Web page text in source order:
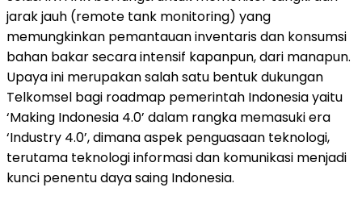
jarak jauh (remote tank monitoring) yang
memungkinkan pemantauan inventaris dan konsumsi
bahan bakar secara intensif kapanpun, dari manapun.
Upaya ini merupakan salah satu bentuk dukungan
Telkomsel bagi roadmap pemerintah Indonesia yaitu
‘Making Indonesia 4.0’ dalam rangka memasuki era
‘Industry 4.0’, dimana aspek penguasaan teknologi,
terutama teknologi informasi dan komunikasi menjadi
kunci penentu daya saing Indonesia.